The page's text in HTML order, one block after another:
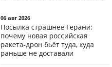
06 авг 2026
Посылка страшнее Герани:
почему новая российская
ракета-дрон бьёт туда, куда
раньше не доставали